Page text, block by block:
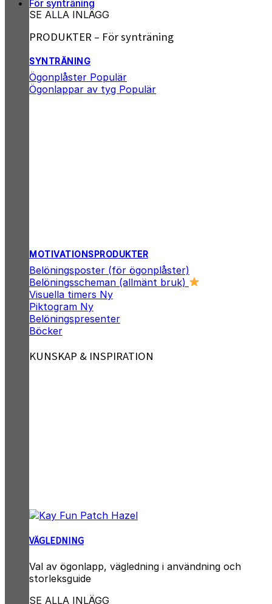
SE ALLA INLÄGG
För synträning
PRODUKTER – För synträning
SYNTRÄNING
Ögonplåster
Ögonlappar av tyg
MOTIVATIONSPRODUKTER
Belöningsposter (för ögonplåster)
Belöningsscheman (allmänt bruk)
Visuella timers
Piktogram
Belöningspresenter
Böcker
KUNSKAP & INSPIRATION
VÄGLEDNING
Val av ögonlapp, vägledning i användning och
storleksguide
SE ALLA INLÄGG